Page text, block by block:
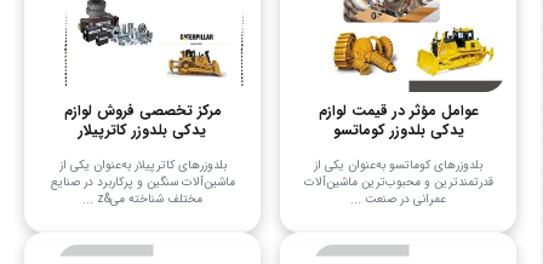
عوامل مؤثر در قیمت لوازم
یدکی بلدوزر کوماتسو
بلدوزرهای کوماتسو به‌عنوان یکی از
قدرتمندترین و محبوب‌ترین ماشین‌آلات
عمرانی در صنعت ...
مرکز تخصصی فروش لوازم
یدکی بلدوزر کاترپیلار
بلدوزرهای کاترپیلار به‌عنوان یکی از
ماشین‌آلات سنگین و پرکاربرد در صنایع
مختلف شناخته می&z ...